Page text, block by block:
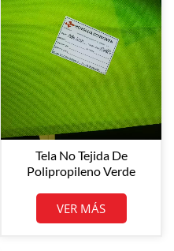
Tela No Tejida De
Polipropileno Verde
Confección De Bolsos Y
Fundas Para Muebles
VER MÁS